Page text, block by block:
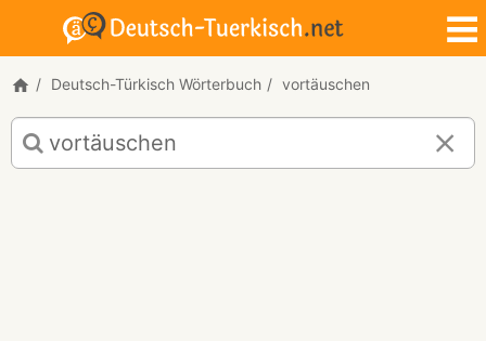
Deutsch-Türkisch Wörterbuch vortäuschen
Deutsch-
Türkisch
Übersetzung